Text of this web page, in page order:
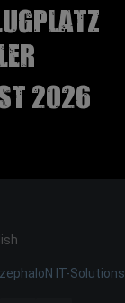
2026
IT-Solutions